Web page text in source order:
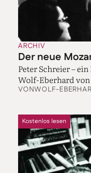
ARCHIV
Der neue
Peter Schreier –
Wolf-Eberhard
VONWOLF-
Kostenlos lesen